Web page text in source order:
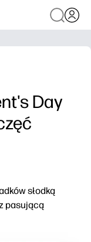
Day
słodką
pasującą